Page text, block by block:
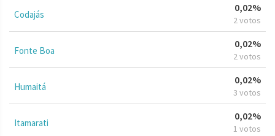
Codajás
0,02%
2 votos
Fonte Boa
0,02%
2 votos
Humaitá
0,02%
3 votos
Itamarati
0,02%
1 votos